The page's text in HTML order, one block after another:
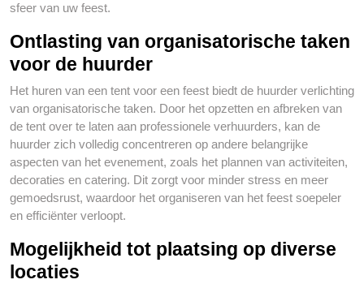
sfeer van uw feest.
Ontlasting van organisatorische taken
voor de huurder
Het huren van een tent voor een feest biedt de huurder verlichting
van organisatorische taken. Door het opzetten en afbreken van
de tent over te laten aan professionele verhuurders, kan de
huurder zich volledig concentreren op andere belangrijke
aspecten van het evenement, zoals het plannen van activiteiten,
decoraties en catering. Dit zorgt voor minder stress en meer
gemoedsrust, waardoor het organiseren van het feest soepeler
en efficiënter verloopt.
Mogelijkheid tot plaatsing op diverse
locaties